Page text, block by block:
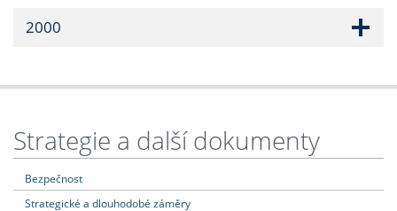
2000
Strategie a další dokumenty
Bezpečnost
Strategické a dlouhodobé záměry